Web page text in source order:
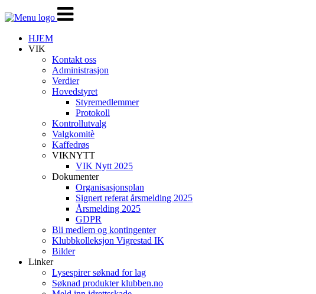
Veksle
navigasjon
HJEM
VIK
Kontakt oss
Administrasjon
Verdier
Hovedstyret
Styremedlemmer
Protokoll
Kontrollutvalg
Valgkomitè
Kaffedrøs
VIKNYTT
VIK Nytt 2025
Dokumenter
Organisasjonsplan
Signert referat årsmelding 2025
Årsmelding 2025
GDPR
Bli medlem og kontingenter
Klubbkolleksjon Vigrestad IK
Bilder
Linker
Lysespirer søknad for lag
Søknad produkter klubben.no